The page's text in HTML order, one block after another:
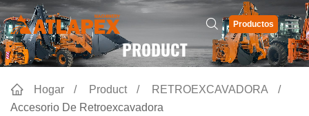
Productos
PRODUCT
Hogar Product
RETROEXCAVADORA
Accesorio De Retroexcavadora